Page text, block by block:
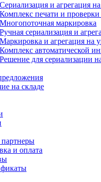
Сериализация и агрегация
Комплекс печати и
Многопоточная маркировка
Ручная сериализация и
Маркировка и агрегация на
Комплекс автоматической
Решение для сериализации
на складе
и оплата